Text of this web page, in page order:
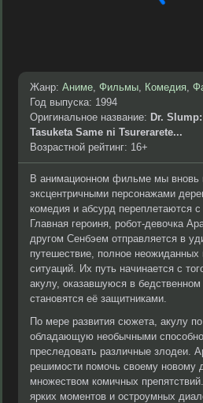
Жанр: Аниме, Фильмы, Комедия,
Год выпуска: 1994
Оригинальное название: Dr.
Tasuketa Same ni Tsurerarete...
Возрастной рейтинг: 16+
В анимационном фильме мы вновь
эксцентричными персонажами
комедия и абсурд переплетаются
Главная героиня, робот-девочка
другом Сенбэем отправляется в
путешествие, полное неожиданных
ситуаций. Их путь начинается с
акулу, оказавшуюся в
становятся её защитниками.
По мере развития сюжета, акулу
обладающую необычными
преследовать различные злодеи.
решимости помочь своему новому
множеством комичных
ярких моментов и остроумных